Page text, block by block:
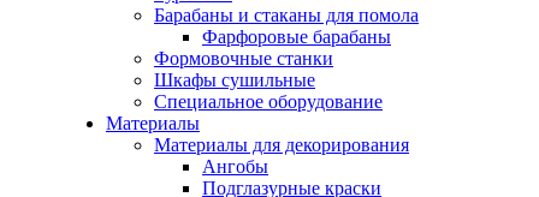
Барабаны и стаканы для помола
Фарфоровые барабаны
Формовочные станки
Шкафы сушильные
Специальное оборудование
Материалы
Материалы для декорирования
Ангобы
Подглазурные краски